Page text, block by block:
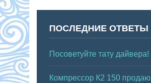
ПОСЛЕДНИЕ ОТВЕТЫ
Посоветуйте тату дайвера!
Компрессор К2 150 продаю